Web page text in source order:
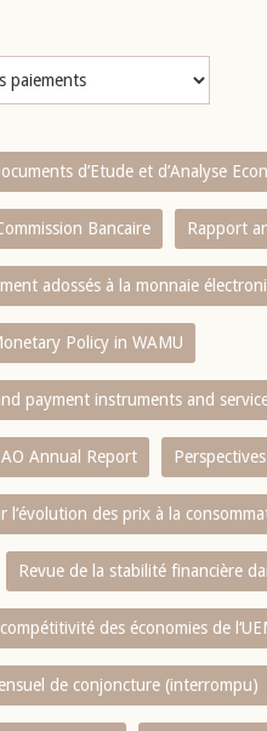
d’Etude et d’Analyse
Bancaire Rapport
adossés à la monnaie
Policy in WAMU
payment instruments and
Annual Report
l‘évolution des prix à la
Revue de la stabilité financière
des économies de
de conjoncture (interrompu)